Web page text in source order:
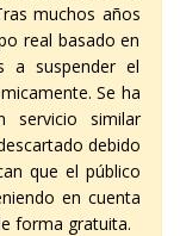
muchos años
real basado en
a suspender el
Se ha
servicio similar
debido
que el público
en cuenta
forma gratuita.